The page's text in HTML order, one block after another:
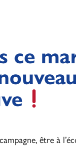
ce
être à